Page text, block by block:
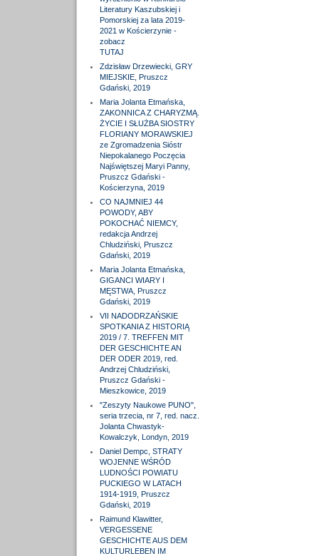
Literatury Kaszubskiej i
Pomorskiej za lata 2019-
2021 w Kościerzynie -
zobacz
TUTAJ
Zdzisław Drzewiecki, GRY
MIEJSKIE, Pruszcz
Gdański, 2019
Maria Jolanta Etmańska,
ZAKONNICA Z CHARYZMĄ.
ŻYCIE I SŁUŻBA SIOSTRY
FLORIANY MORAWSKIEJ
ze Zgromadzenia Sióstr
Niepokalanego Poczęcia
Najświętszej Maryi Panny,
Pruszcz Gdański -
Kościerzyna, 2019
CO NAJMNIEJ 44
POWODY, ABY
POKOCHAĆ NIEMCY,
redakcja Andrzej
Chludziński, Pruszcz
Gdański, 2019
Maria Jolanta Etmańska,
GIGANCI WIARY I
MĘSTWA, Pruszcz
Gdański, 2019
VII NADODRZAŃSKIE
SPOTKANIA Z HISTORIĄ
2019 / 7. TREFFEN MIT
DER GESCHICHTE AN
DER ODER 2019, red.
Andrzej Chludziński,
Pruszcz Gdański -
Mieszkowice, 2019
"Zeszyty Naukowe PUNO",
seria trzecia, nr 7, red. nacz.
Jolanta Chwastyk-
Kowalczyk, Londyn, 2019
Daniel Dempc, STRATY
WOJENNE WŚRÓD
LUDNOŚCI POWIATU
PUCKIEGO W LATACH
1914-1919, Pruszcz
Gdański, 2019
Raimund Klawitter,
VERGESSENE
GESCHICHTE AUS DEM
KULTURLEBEN IM